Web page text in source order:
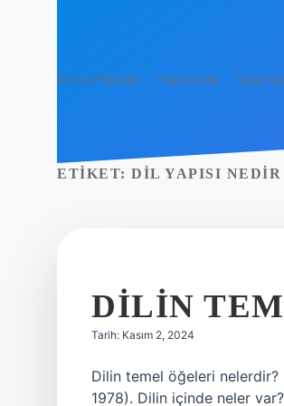
Gizlilik Politikası Hakkımızda Yasal
ETIKET: DIL YAPISI NEDIR
DILIN
Tarih: Kasım 2, 2024
Dilin temel öğeleri nelerdir?
1978). Dilin içinde neler